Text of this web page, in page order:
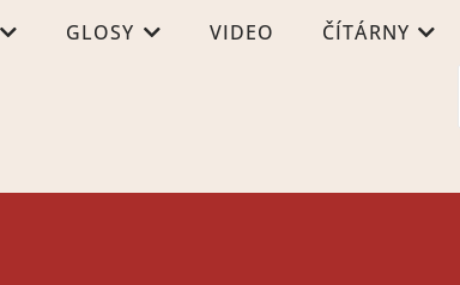
GLOSY VIDEO ČÍTÁRNY